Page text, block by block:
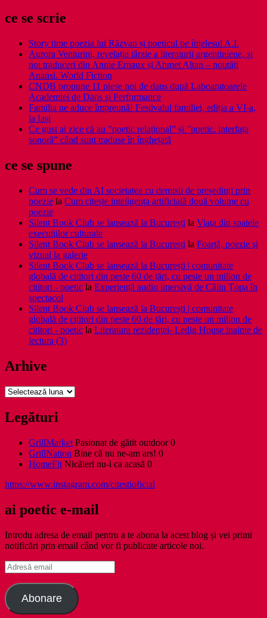
ce se scrie
Story time poezia lui Răzvan și poeticul pe înțelesul A.I.
Aurora Venturini, revelația târzie a literaturii argentiniene, și
noi traduceri din Annie Ernaux și Ahmet Altan – noutăți
Anansi. World Fiction
CNDB propune 11 piese noi de dans după Laboaratoarele
Academiei de Dans și Performance
Familia ne aduce împreună! Festivalul familiei, ediția a VI-a,
la Iași
Ce gust ai zice că au ”poetic relațional” și ”poetic. interfața
sonoră” când sunt traduse în înghețată
ce se spune
Cum se vede din AI societatea cu demisii de președinți prin
poezie la Cum citește inteligența artificială două volume cu
poezie
Silent Book Club se lansează la București la Viaţa din spatele
execuţiilor culturale
Silent Book Club se lansează la București la Foarţă, poezie şi
vizual la galerie
Silent Book Club se lansează la București | comunitate
globală de cititori din peste 60 de țări, cu peste un milion de
cititori - poetic la Experiență audio imersivă de Călin Țopa în
spectacol
Silent Book Club se lansează la București | comunitate
globală de cititori din peste 60 de țări, cu peste un milion de
cititori - poetic la Literatura rezidenţei- Ledig House inainte de
lectura (3)
Arhive
Arhive
Legături
GrillMarket Pasionat de gătit outdoor 0
GrillNation Bine că nu ne-am ars! 0
HomeFit Nicăieri nu-i ca acasă 0
https://www.instagram.com/citestioficial
ai poetic e-mail
Introdu adresa de email pentru a te abona la acest blog și vei primi
notificări prin email când vor fi publicate articole noi.
Adresă
email
Abonare